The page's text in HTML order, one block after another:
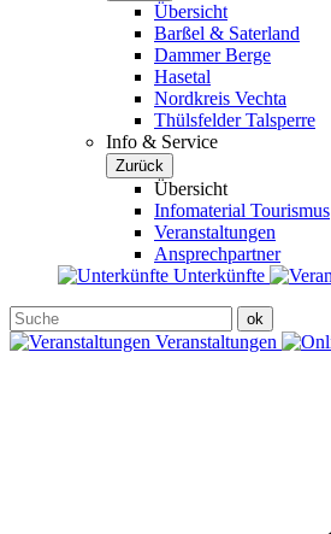
Übersicht
Barßel & Saterland
Dammer Berge
Hasetal
Nordkreis Vechta
Thülsfelder Talsperre
Info & Service
Zurück
Übersicht
Infomaterial Tourismus
Veranstaltungen
Ansprechpartner
Unterkünfte
Veranstaltungen